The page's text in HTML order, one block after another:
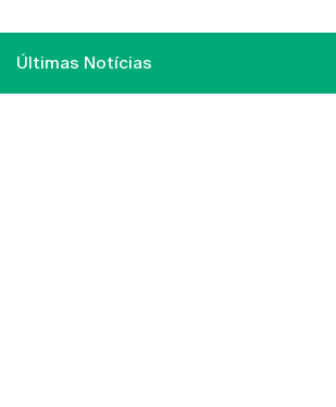
Últimas Notícias